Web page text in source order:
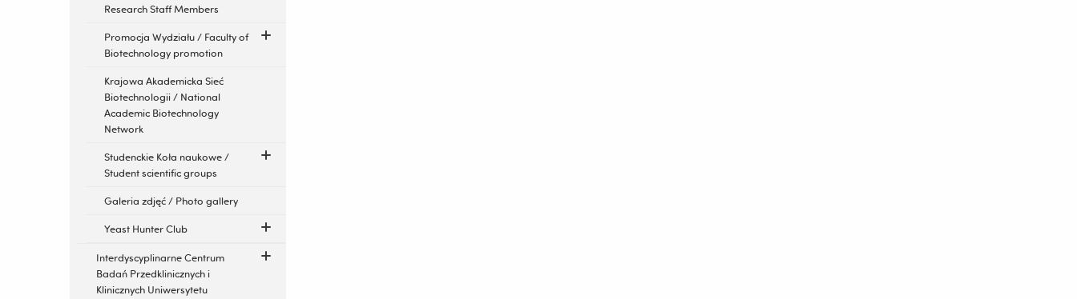
Research Staff Members
Promocja Wydziału / Faculty of
Biotechnology promotion
Krajowa Akademicka Sieć
Biotechnologii / National
Academic Biotechnology
Network
Studenckie Koła naukowe /
Student scientific groups
Galeria zdjęć / Photo gallery
Yeast Hunter Club
Interdyscyplinarne Centrum
Badań Przedklinicznych i
Klinicznych Uniwersytetu